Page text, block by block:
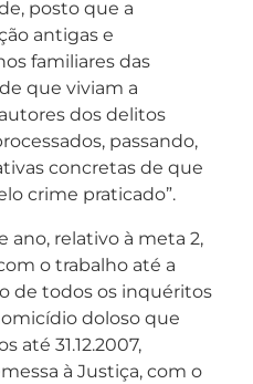
posto que a
antigas e
familiares das
que viviam a
dos delitos
passando,
concretas de que
crime praticado”.
ano, relativo à meta 2,
o trabalho até a
de todos os inquéritos
doloso que
até 31.12.2007,
à Justiça, com o